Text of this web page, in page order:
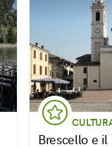
Brescello e